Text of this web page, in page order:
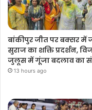
बांकीपुर जीत पर बक्सर में
सुराज का शक्ति प्रदर्शन,
जुलूस में गूंजा बदलाव का
13 hours ago